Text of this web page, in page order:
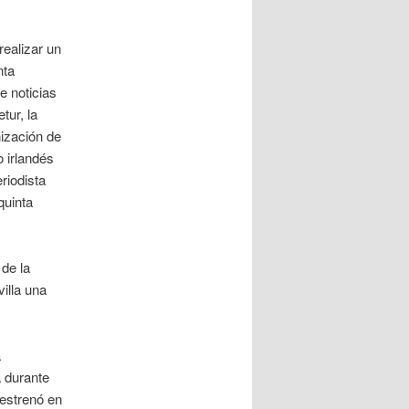
un
noticias
la
de
irlandés
la
una
en